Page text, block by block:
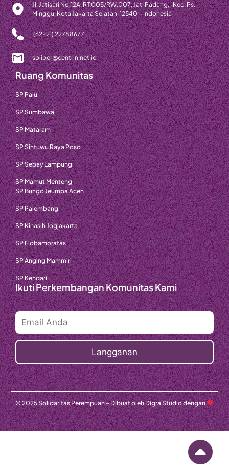
Jl. Jatisari No.12A, RT.005/RW.007, Jati Padang, Kec. Ps.
Minggu, Kota Jakarta Selatan, 12540 – Indonesia
(62-21) 22788677
soliper@centrin.net.id
Ruang Komunitas
SP Palu
SP Sumbawa
SP Mataram
SP Sintuwu Raya Poso
SP Sebay Lampung
SP Mamut Menteng
SP Bungo Jeumpa Aceh
SP Palembang
SP Kinasih Jogjakarta
SP Flobamoratas
SP Anging Mammiri
SP Kendari
Ikuti Perkembangan Komunitas Kami
© 2025 Solidaritas Perempuan – Dibuat oleh Digra Studio dengan